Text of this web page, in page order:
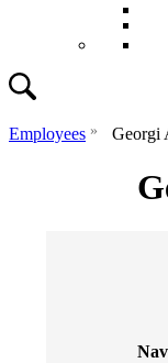
Employees » Georgi